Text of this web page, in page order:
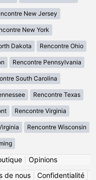
New Jersey
New York
Dakota Rencontre Ohio
Rencontre Pennsylvania
South Carolina
Rencontre Texas
Rencontre Virginia
Rencontre Wisconsin
| Opinions
de nous Confidentialité